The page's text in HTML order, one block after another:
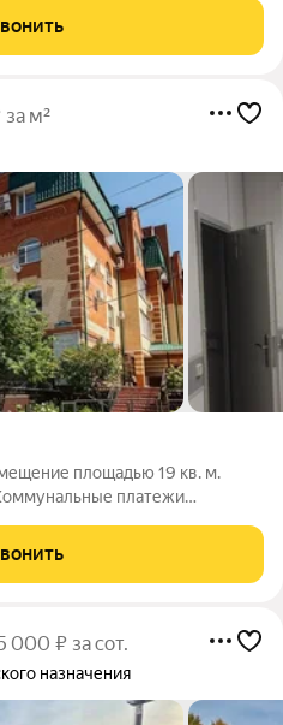
для вас время.
м²
площадью 19 кв. м.
платежи
позвоните по телефону,
напишите
000 ₽ за сот.
назначения